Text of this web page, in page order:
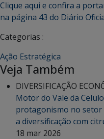
Clique aqui e confira a
na página 43 do Diário
Categorias :
Ação Estratégica
Veja Também
DIVERSIFICAÇÃO
Motor do Vale da
protagonismo no setor
a diversificação com
18 mar 2026